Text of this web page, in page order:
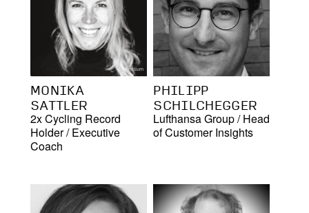
MONIKA
SATTLER
2x Cycling Record
Holder/Executive
Coach
PHILIPP
SCHILCHEGGER
Lufthansa Group/Head
of Customer Insights